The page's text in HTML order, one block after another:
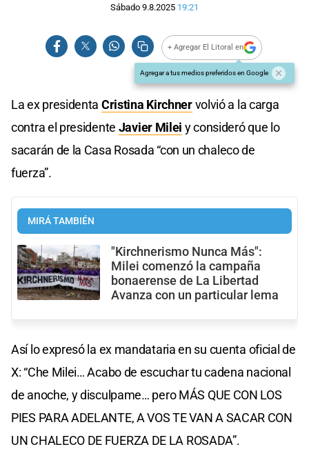
Sábado 9.8.2025 19:21
+ Agregar El Litoral en
Agregar a tus medios preferidos en Google
La ex presidenta Cristina Kirchnervolvió a la carga
contra el presidente Javier Milei y consideró que lo
sacarán de la Casa Rosada “con un chaleco de
fuerza”.
MIRÁ TAMBIÉN
"Kirchnerismo Nunca Más":
Milei comenzó la campaña
bonaerense de La Libertad
Avanza con un particular lema
Así lo expresó la ex mandataria en su cuenta oficial de
X: “Che Milei… Acabo de escuchar tu cadena nacional
de anoche, y disculpame… pero MÁS QUE CON LOS
PIES PARA ADELANTE, A VOS TE VAN A SACAR CON
UN CHALECO DE FUERZA DE LA ROSADA”.